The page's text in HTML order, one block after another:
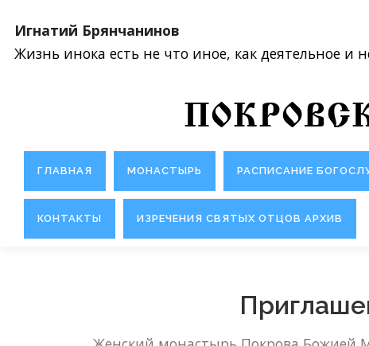
Игнатий Брянчанинов
Жизнь инока есть не что иное, как деятельное и
ГЛАВНАЯ МОНАСТЫРЬ РАСПИСАНИЕ
КОНТАКТЫ ИЗРЕЧЕНИЯ СВЯТЫХ ОТЦОВ АРХИВ